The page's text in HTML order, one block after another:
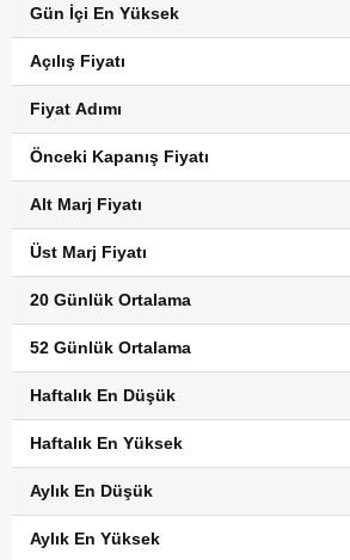
Gün İçi En Yüksek
Açılış Fiyatı
Fiyat Adımı
Önceki Kapanış Fiyatı
Alt Marj Fiyatı
Üst Marj Fiyatı
20 Günlük Ortalama
52 Günlük Ortalama
Haftalık En Düşük
Haftalık En Yüksek
Aylık En Düşük
Aylık En Yüksek